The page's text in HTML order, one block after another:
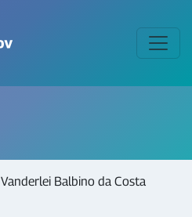
Vanderlei Balbino da Costa